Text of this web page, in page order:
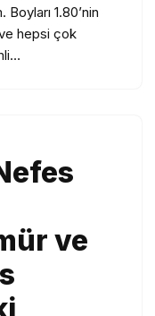
Boyları 1.80’nin
hepsi çok
ve